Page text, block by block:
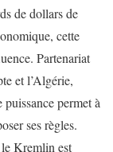
de dollars de
cette
Partenariat
et l’Algérie,
permet à
ses règles.
Kremlin est